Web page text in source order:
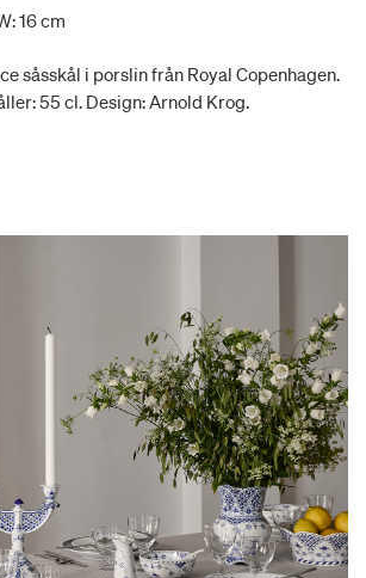
16 cm
såsskål i porslin från Royal Copenhagen.
55 cl. Design: Arnold Krog.